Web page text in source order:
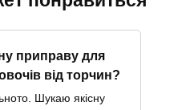
приправу для
від торчин?
Шукаю якісну